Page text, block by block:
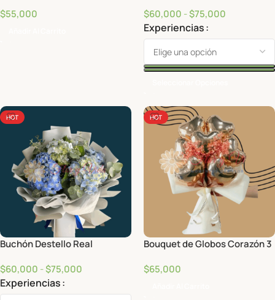
$55,000 $60,000 -$75,000
Experiencias
HOT
Buchón Destello Real
$60,000 -$75,000
Experiencias
HOT
Bouquet de Globos Corazón 3
$65,000